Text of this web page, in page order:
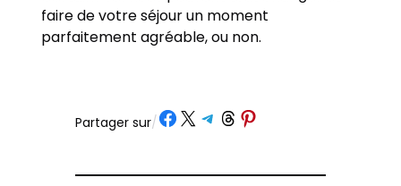
faire de votre séjour un moment
parfaitement agréable, ou non.
Partager sur/ Partager sur Facebook
Partager sur X Partager sur Telegram
Partager sur Threads
Partager sur Pinterest